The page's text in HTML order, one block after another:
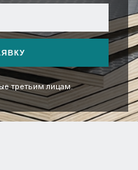
третьим лицам.